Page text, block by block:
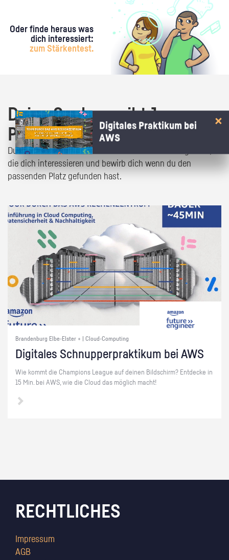
Oder finde heraus was
dich interessiert:
zum Stärkentest.
Deine Suche ergibt 1
Praktikumsangebot!
Du bist fast da! Klick dich durch die Praktikumsangebote,
die dich interessieren und bewirb dich wenn du den
passenden Platz gefunden hast.
Brandenburg Elbe-Elster + | Cloud-Computing
Di­gi­ta­les Schnup­per­prak­ti­kum bei AWS
Wie kommt die Cham­pi­ons Le­ague auf dei­nen Bild­schirm? Ent­de­cke in
15 Min. bei AWS, wie die Cloud das mög­lich macht!
Digitales Praktikum bei
AWS
RECHTLICHES
Impressum
AGB